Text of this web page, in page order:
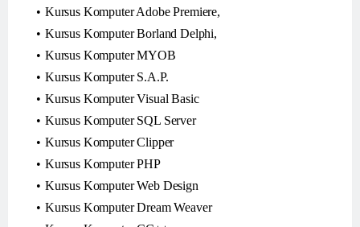
Kursus Komputer Adobe Premiere,
Kursus Komputer Borland Delphi,
Kursus Komputer MYOB
Kursus Komputer S.A.P.
Kursus Komputer Visual Basic
Kursus Komputer SQL Server
Kursus Komputer Clipper
Kursus Komputer PHP
Kursus Komputer Web Design
Kursus Komputer Dream Weaver